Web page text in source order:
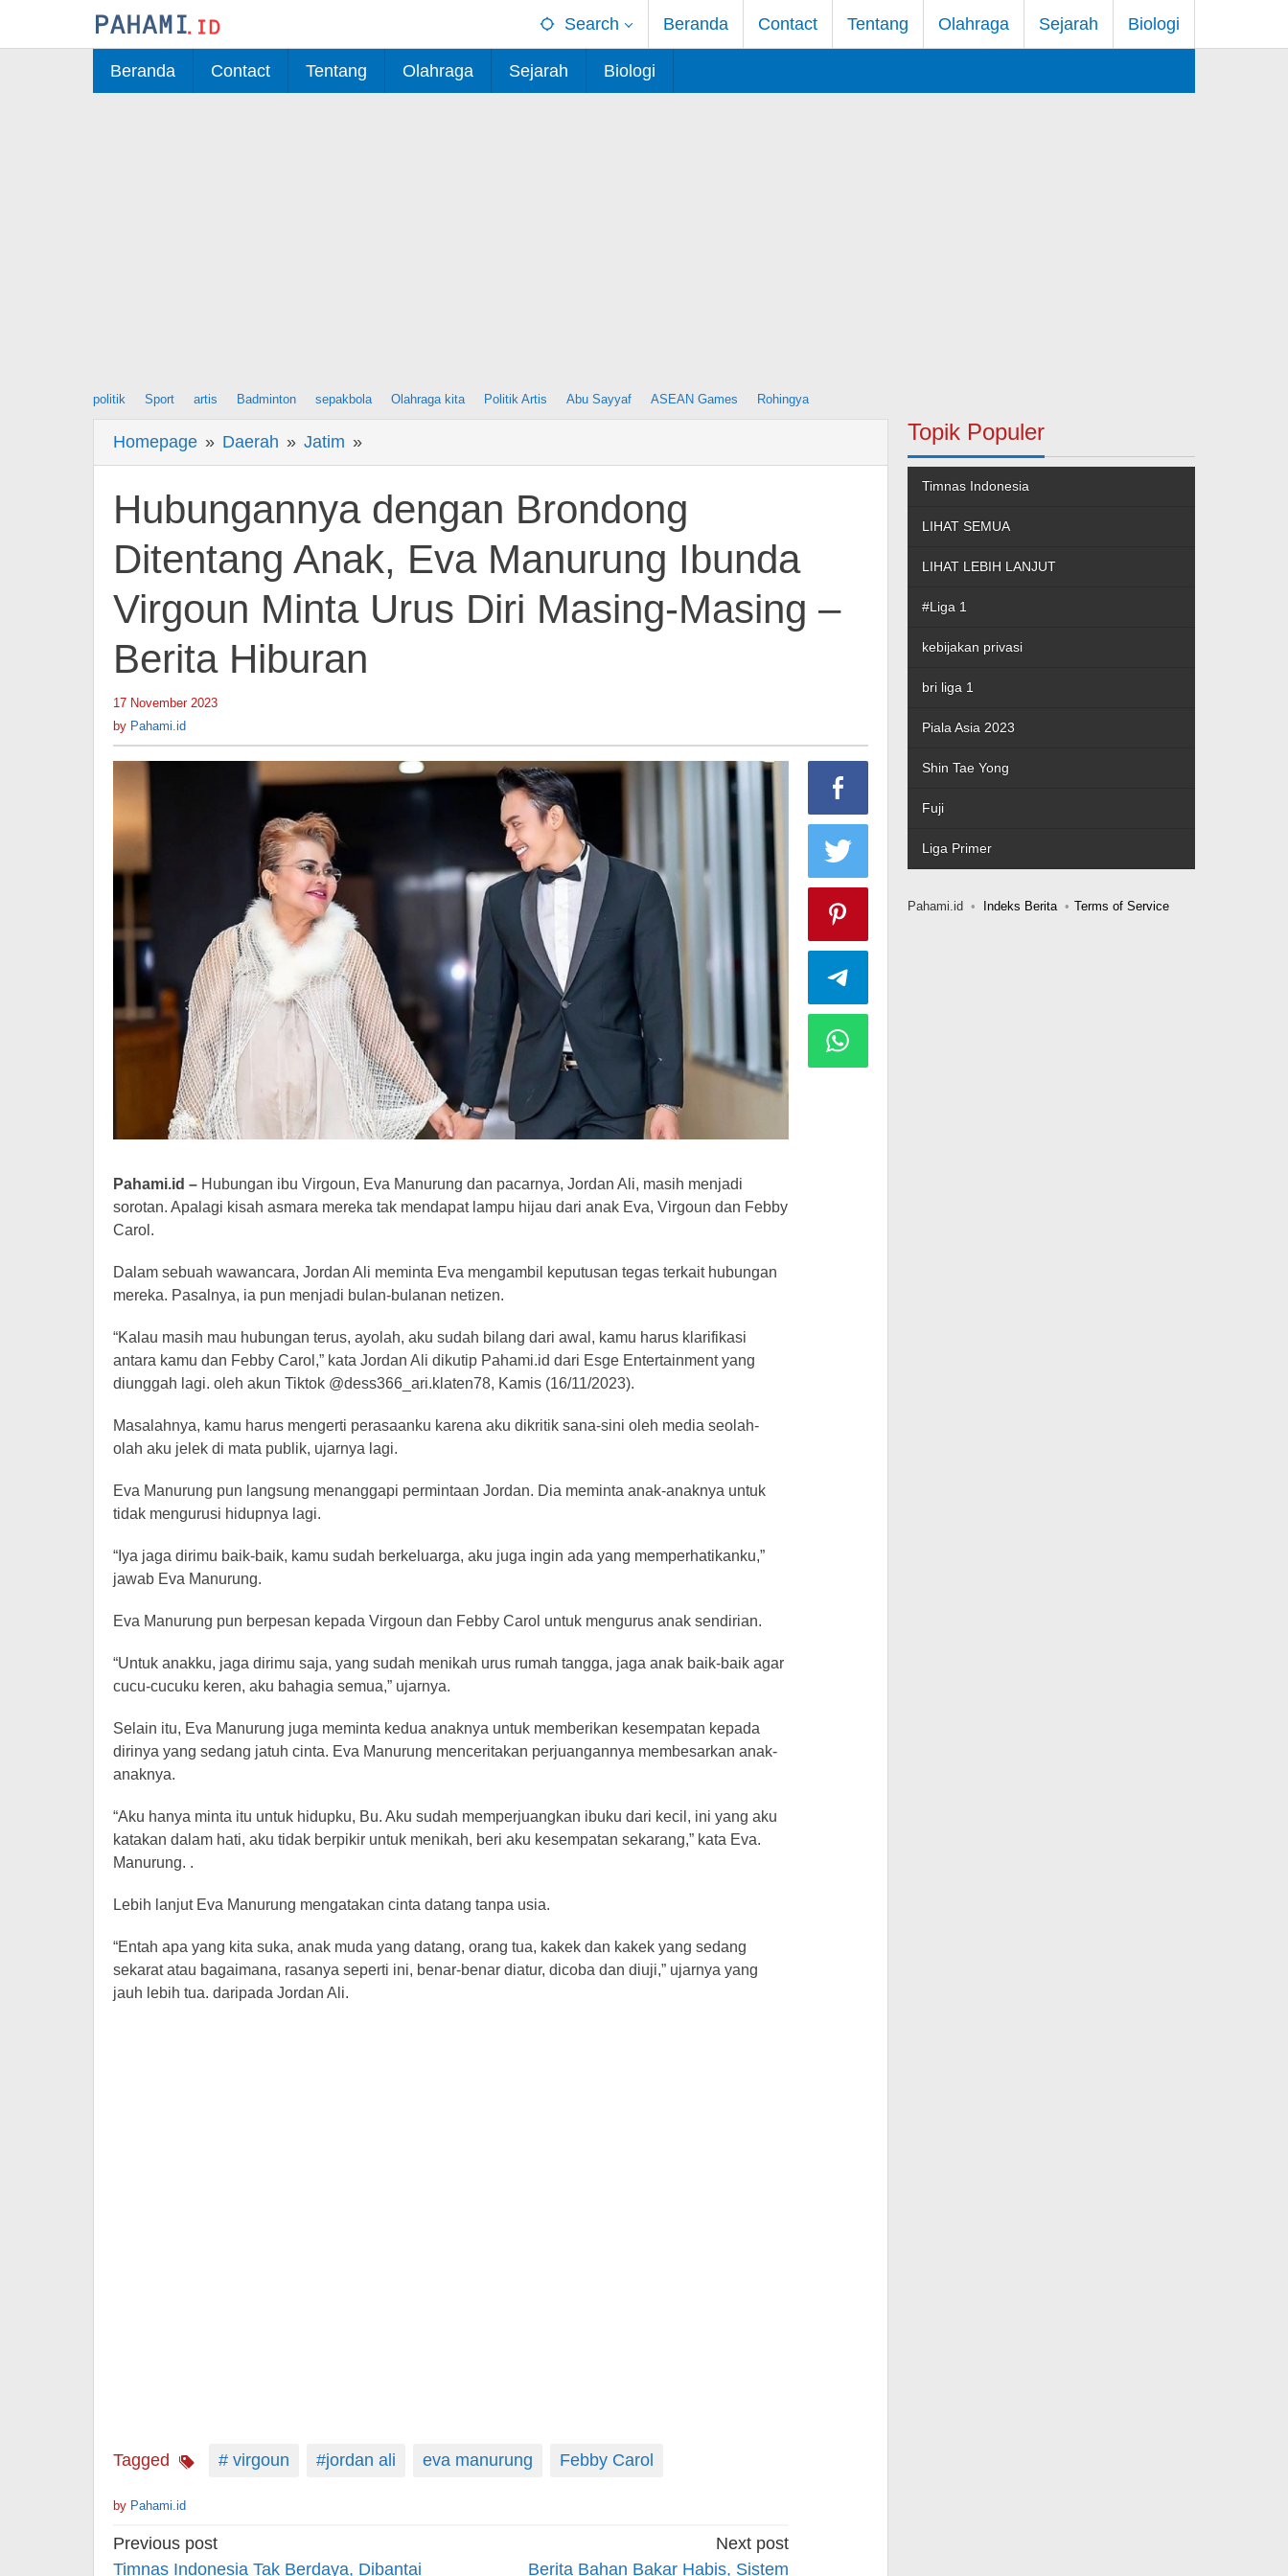
Search Beranda Contact Tentang Olahraga Sejarah Biologi
Beranda Contact Tentang Olahraga Sejarah Biologi
politik Sport artis Badminton sepakbola Olahraga kita Politik Artis Abu Sayyaf ASEAN Games Rohingya
Homepage » Daerah » Jatim »
dengan
Brondong
Ditentang
Anak,
Eva
Manurung
Ibunda
Minta
Masing-
Masing
Hubungannya dengan Brondong
Ditentang Anak, Eva Manurung Ibunda
Virgoun Minta Urus Diri Masing-Masing –
Berita Hiburan
17 November 2023
by Pahami.id
Pahami.id – Hubungan ibu Virgoun, Eva Manurung dan pacarnya, Jordan Ali, masih menjadi
sorotan. Apalagi kisah asmara mereka tak mendapat lampu hijau dari anak Eva, Virgoun dan Febby
Carol.
Dalam sebuah wawancara, Jordan Ali meminta Eva mengambil keputusan tegas terkait hubungan
mereka. Pasalnya, ia pun menjadi bulan-bulanan netizen.
“Kalau masih mau hubungan terus, ayolah, aku sudah bilang dari awal, kamu harus klarifikasi
antara kamu dan Febby Carol,” kata Jordan Ali dikutip Pahami.id dari Esge Entertainment yang
diunggah lagi. oleh akun Tiktok @dess366_ari.klaten78, Kamis (16/11/2023).
Masalahnya, kamu harus mengerti perasaanku karena aku dikritik sana-sini oleh media seolah-
olah aku jelek di mata publik, ujarnya lagi.
Eva Manurung pun langsung menanggapi permintaan Jordan. Dia meminta anak-anaknya untuk
tidak mengurusi hidupnya lagi.
“Iya jaga dirimu baik-baik, kamu sudah berkeluarga, aku juga ingin ada yang memperhatikanku,”
jawab Eva Manurung.
Eva Manurung pun berpesan kepada Virgoun dan Febby Carol untuk mengurus anak sendirian.
“Untuk anakku, jaga dirimu saja, yang sudah menikah urus rumah tangga, jaga anak baik-baik agar
cucu-cucuku keren, aku bahagia semua,” ujarnya.
Selain itu, Eva Manurung juga meminta kedua anaknya untuk memberikan kesempatan kepada
dirinya yang sedang jatuh cinta. Eva Manurung menceritakan perjuangannya membesarkan anak-
anaknya.
“Aku hanya minta itu untuk hidupku, Bu. Aku sudah memperjuangkan ibuku dari kecil, ini yang aku
katakan dalam hati, aku tidak berpikir untuk menikah, beri aku kesempatan sekarang,” kata Eva.
Manurung. .
Lebih lanjut Eva Manurung mengatakan cinta datang tanpa usia.
“Entah apa yang kita suka, anak muda yang datang, orang tua, kakek dan kakek yang sedang
sekarat atau bagaimana, rasanya seperti ini, benar-benar diatur, dicoba dan diuji,” ujarnya yang
jauh lebih tua. daripada Jordan Ali.
Tagged # virgoun #jordan ali eva manurung Febby Carol
by Pahami.id
Post
Previous post
Timnas Indonesia Tak Berdaya, Dibantai
Next post
Berita Bahan Bakar Habis, Sistem
Topik Populer
Timnas Indonesia
LIHAT SEMUA
LIHAT LEBIH LANJUT
#Liga 1
kebijakan privasi
bri liga 1
Piala Asia 2023
Shin Tae Yong
Fuji
Liga Primer
Pahami.id Indeks Berita Terms of Service